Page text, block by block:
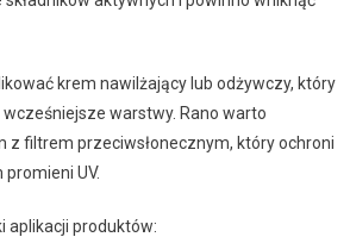
krem nawilżający lub odżywczy, który
warstwy. Rano warto
z filtrem przeciwsłonecznym, który ochroni
UV.
aplikacji produktów: